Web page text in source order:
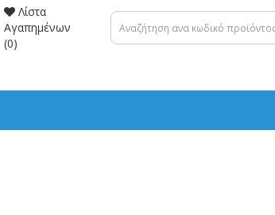
Λίστα
Αγαπημένων
(0)